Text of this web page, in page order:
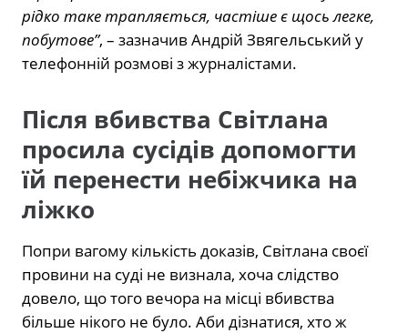
рідко таке трапляється, частіше є щось легке,
побутове”, – зазначив Андрій Звягельський у
телефонній розмові з журналістами.
Після вбивства Світлана
просила сусідів допомогти
їй перенести небіжчика на
ліжко
Попри вагому кількість доказів, Світлана своєї
провини на суді не визнала, хоча слідство
довело, що того вечора на місці вбивства
більше нікого не було. Аби дізнатися, хто ж